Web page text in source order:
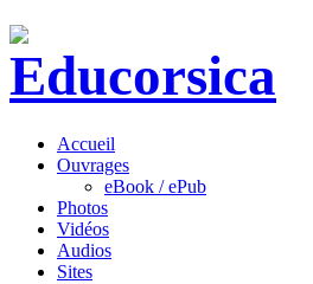
Accueil
Ouvrages
eBook / ePub
Photos
Vidéos
Audios
Sites